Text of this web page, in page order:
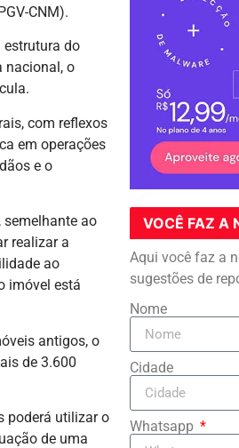
CNM).
estrutura do
nacional, o
com reflexos
em operações
e o
ao
realizar a
ao
imóvel está
antigos, o
de 3.600
poderá utilizar o
de uma
VOCÊ FAZ A
Aqui você faz a
sugestões de
Nome
Cidade
Whatsapp